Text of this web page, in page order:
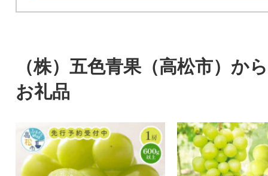
（株）五色青果（高松市）か
お礼品